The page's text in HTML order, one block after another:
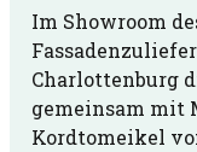
Im Showroom
Charlottenburg
gemeinsam mit
Kordtomeikel